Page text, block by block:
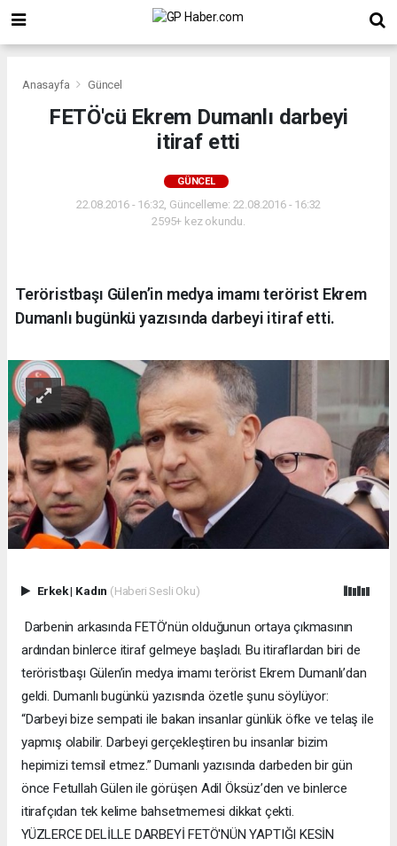
Anasayfa Güncel
FETÖ'cü Ekrem Dumanlı darbeyi
itiraf etti
GÜNCEL
22.08.2016 - 16:32, Güncelleme: 22.08.2016 - 16:32
2595+ kez okundu.
Teröristbaşı Gülen’in medya imamı terörist Ekrem
Dumanlı bugünkü yazısında darbeyi itiraf etti.
Erkek| Kadın (Haberi Sesli Oku)
Darbenin arkasında FETÖ’nün olduğunun ortaya çıkmasının
ardından binlerce itiraf gelmeye başladı. Bu itiraflardan biri de
teröristbaşı Gülen’in medya imamı terörist Ekrem Dumanlı’dan
geldi. Dumanlı bugünkü yazısında özetle şunu söylüyor:
“Darbeyi bize sempati ile bakan insanlar günlük öfke ve telaş ile
yapmış olabilir. Darbeyi gerçekleştiren bu insanlar bizim
hepimizi temsil etmez.” Dumanlı yazısında darbeden bir gün
önce Fetullah Gülen ile görüşen Adil Öksüz’den ve binlerce
itirafçıdan tek kelime bahsetmemesi dikkat çekti.
YÜZLERCE DELİLLE DARBEYİ FETÖ'NÜN YAPTIĞI KESİN